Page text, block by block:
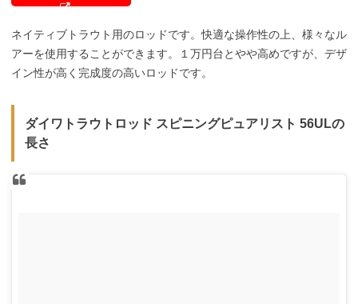
ネイティブトラウト用のロッドです。快適な操作性の上、様々なル
アーを使用することができます。１万円台とやや高めですが、デザ
イン性が高く完成度の高いロッドです。
ダイワトラウトロッド スピニングピュアリスト 56ULの
長さ